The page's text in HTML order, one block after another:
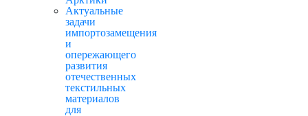
Актуальные
задачи
импортозамещения
и
опережающего
развития
отечественных
текстильных
материалов
для